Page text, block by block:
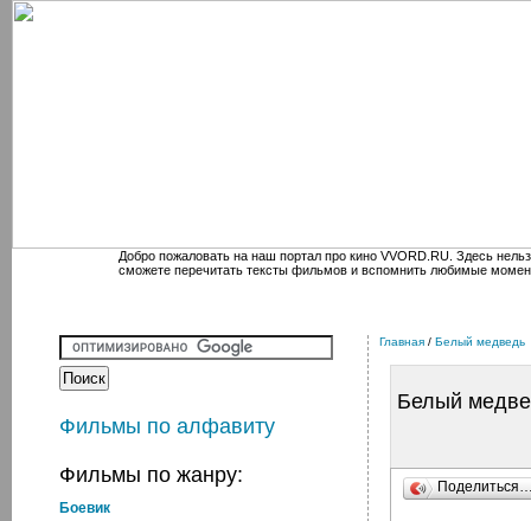
Добро пожаловать на наш портал про кино VVORD.RU. Здесь
сможете перечитать тексты фильмов и вспомнить любимые
Фильмы по алфавиту
Фильмы по жанру:
Боевик
Главная / Белый медведь
Белый